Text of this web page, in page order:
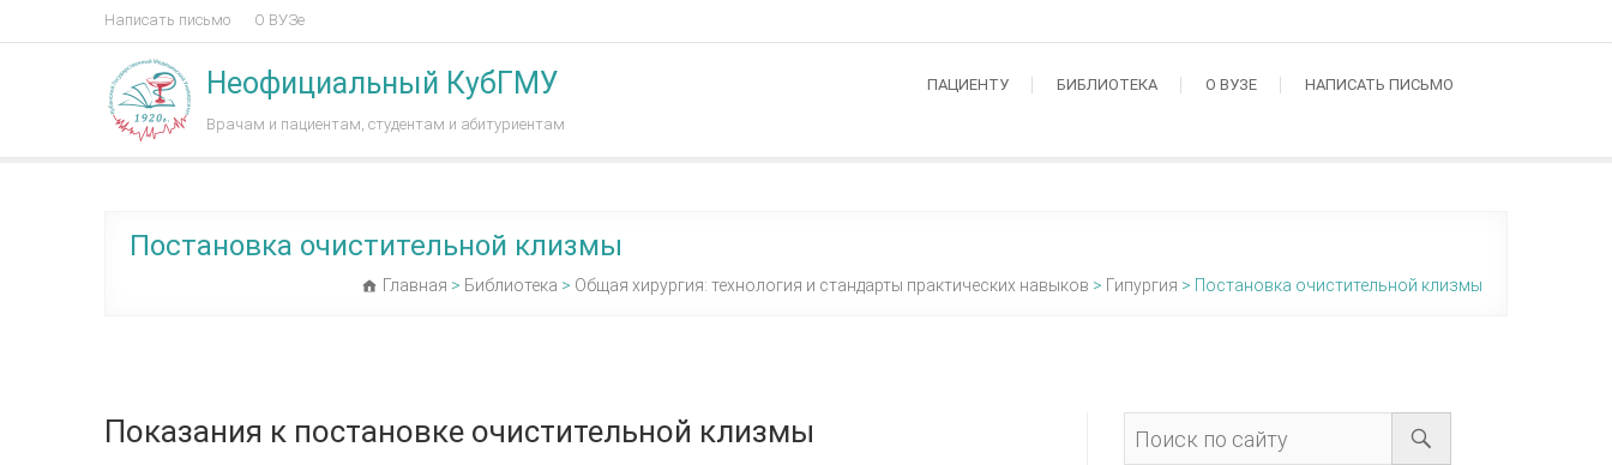
Написать письмо О ВУЗе
Неофициальный КубГМУ
Врачам и пациентам, студентам и абитуриентам
ПАЦИЕНТУ БИБЛИОТЕКА О ВУЗЕ НАПИСАТЬ ПИСЬМО
Постановка очистительной клизмы
Главная > Библиотека > Общая хирургия: технология и стандарты практических навыков > Гипургия > Постановка очистительной клизмы
Показания к постановке очистительной клизмы